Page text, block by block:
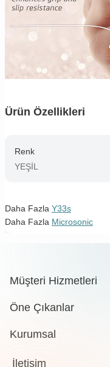
Ürün Özellikleri
Renk
YEŞİL
Daha Fazla Y33s
Daha Fazla Microsonic
Müşteri Hizmetleri
Öne Çıkanlar
Kurumsal
İletişim